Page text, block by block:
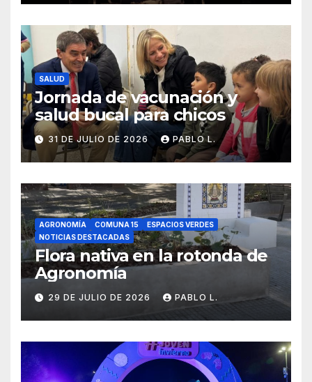
SALUD
Jornada de vacunación y
salud bucal para chicos
31 DE JULIO DE 2026 PABLO L.
AGRONOMÍA COMUNA 15
ESPACIOS VERDES
NOTICIAS DESTACADAS
Flora nativa en la rotonda de
Agronomía
29 DE JULIO DE 2026 PABLO L.